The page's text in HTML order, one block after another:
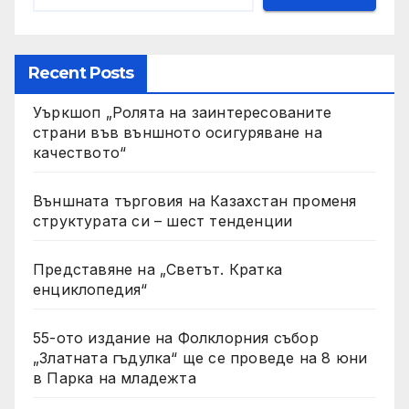
Recent Posts
Уъркшоп „Ролята на заинтересованите
страни във външното осигуряване на
качеството“
Външната търговия на Казахстан променя
структурата си – шест тенденции
Представяне на „Светът. Кратка
енциклопедия“
55-ото издание на Фолклорния събор
„Златната гъдулка“ ще се проведе на 8 юни
в Парка на младежта